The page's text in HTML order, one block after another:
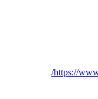
https://